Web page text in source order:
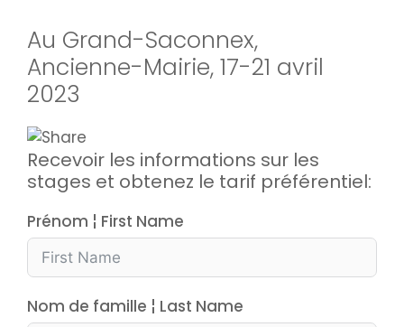
Au Grand-Saconnex,
Ancienne-Mairie, 17-21 avril
2023
Recevoir les informations sur les
stages et obtenez le tarif préférentiel:
Prénom ¦ First Name
Nom de famille ¦ Last Name